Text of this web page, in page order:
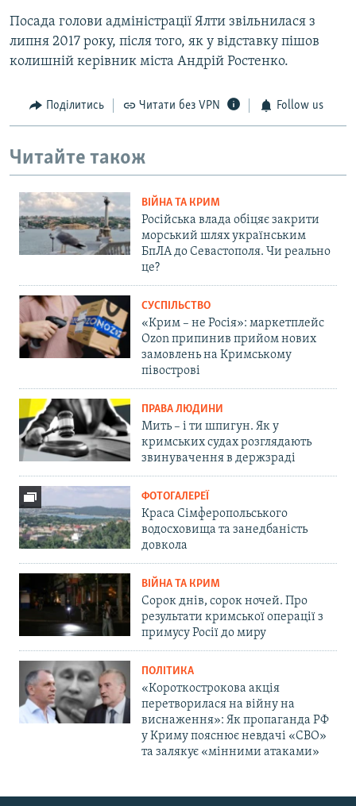
Посада голови адміністрації Ялти звільнилася з
липня 2017 року, після того, як у відставку пішов
колишній керівник міста Андрій Ростенко.
Поділитись Читати без VPN Follow us
Читайте також
ВІЙНА ТА КРИМ
Російська влада обіцяє закрити
морський шлях українським
БпЛА до Севастополя. Чи реально
це?
СУСПІЛЬСТВО
«Крим – не Росія»: маркетплейс
Ozon припинив прийом нових
замовлень на Кримському
півострові
ПРАВА ЛЮДИНИ
Мить – і ти шпигун. Як у
кримських судах розглядають
звинувачення в держзраді
ФОТОГАЛЕРЕЇ
Краса Сімферопольського
водосховища та занедбаність
довкола
ВІЙНА ТА КРИМ
Сорок днів, сорок ночей. Про
результати кримської операції з
примусу Росії до миру
ПОЛІТИКА
«Короткострокова акція
перетворилася на війну на
виснаження»: Як пропаганда РФ
у Криму пояснює невдачі «СВО»
та залякує «мінними атаками»